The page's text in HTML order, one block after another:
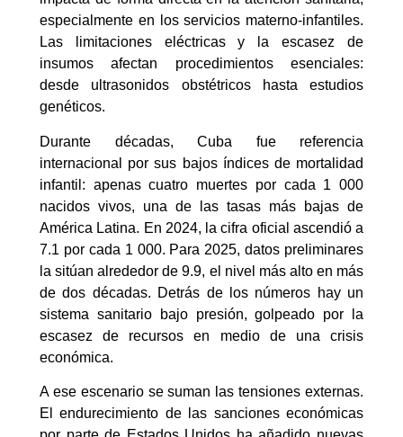
especialmente en los servicios materno-infantiles.
Las limitaciones eléctricas y la escasez de
insumos afectan procedimientos esenciales:
desde ultrasonidos obstétricos hasta estudios
genéticos.
Durante décadas, Cuba fue referencia
internacional por sus bajos índices de mortalidad
infantil: apenas cuatro muertes por cada 1 000
nacidos vivos, una de las tasas más bajas de
América Latina. En 2024, la cifra oficial ascendió a
7.1 por cada 1 000. Para 2025, datos preliminares
la sitúan alrededor de 9.9, el nivel más alto en más
de dos décadas. Detrás de los números hay un
sistema sanitario bajo presión, golpeado por la
escasez de recursos en medio de una crisis
económica.
A ese escenario se suman las tensiones externas.
El endurecimiento de las sanciones económicas